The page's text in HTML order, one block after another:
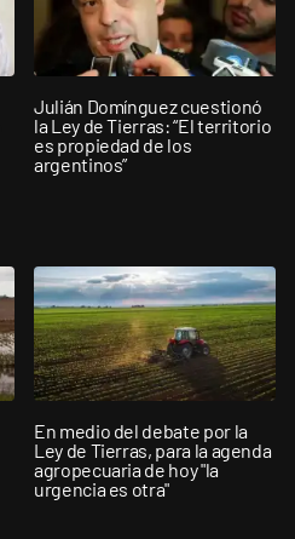
Julián Domínguez cuestionó
la Ley de Tierras: “El territorio
es propiedad de los
argentinos”
En medio del debate por la
Ley de Tierras, para la agenda
agropecuaria de hoy "la
urgencia es otra"